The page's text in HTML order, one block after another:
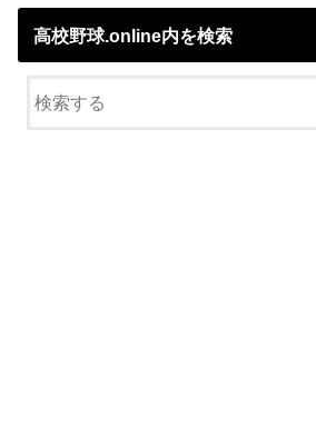
高校野球.online内を検索